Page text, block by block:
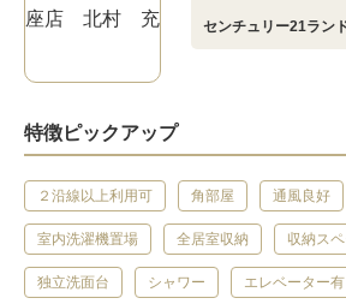
センチュリー21ラ
特徴ピックアップ
２沿線以上利用可 角部屋 通風良好
室内洗濯機置場 全居室収納 収納ス
独立洗面台 シャワー エレベーター有